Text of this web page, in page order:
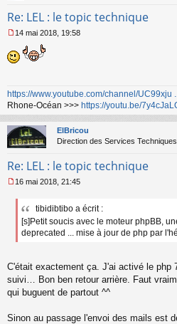
o
l
Re: LEL : le topic technique
e
s
g
e
n
o
n
l
14 mai 2018, 19:58
https://www.youtube.com/channel/UC99xju
Rhone-Océan >>> https://youtu.be/
ElBricou
Direction des Services Techniques
Re: LEL : le topic technique
e
g
n
o
n
l
16 mai 2018, 21:45
tibidibtibo a écrit :
[s]Petit soucis avec le moteur phpBB,
deprecated ... mise à jour de php par
C'était exactement ça. J'ai activé le php
suivi… Bon ben retour arrière. Faut
qui buguent de partout ^^
Sinon au passage l'envoi des mails est